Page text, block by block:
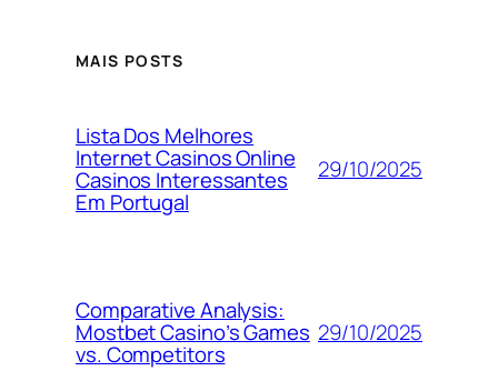
MAIS POSTS
Lista Dos Melhores
Internet Casinos Online
Casinos Interessantes
Em Portugal
29/10/2025
Comparative Analysis:
Mostbet Casino’s Games
vs. Competitors
29/10/2025